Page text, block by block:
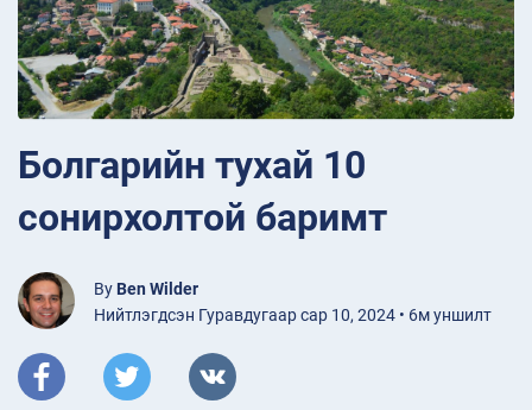
Болгарийн тухай 10
сонирхолтой баримт
By Ben Wilder
Нийтлэгдсэн Гуравдугаар сар 10, 2024 • 6м уншилт